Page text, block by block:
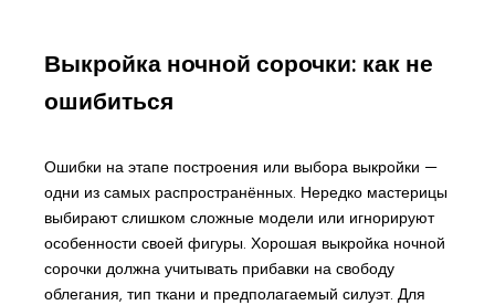
Выкройка ночной сорочки: как не
ошибиться
Ошибки на этапе построения или выбора выкройки —
одни из самых распространённых. Нередко мастерицы
выбирают слишком сложные модели или игнорируют
особенности своей фигуры. Хорошая выкройка ночной
сорочки должна учитывать прибавки на свободу
облегания, тип ткани и предполагаемый силуэт. Для